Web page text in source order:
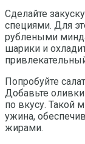
Сделайте
специями. Для
рублеными
шарики и
Попробуйте
Добавьте
по вкусу. Такой
ужина,
жирами.